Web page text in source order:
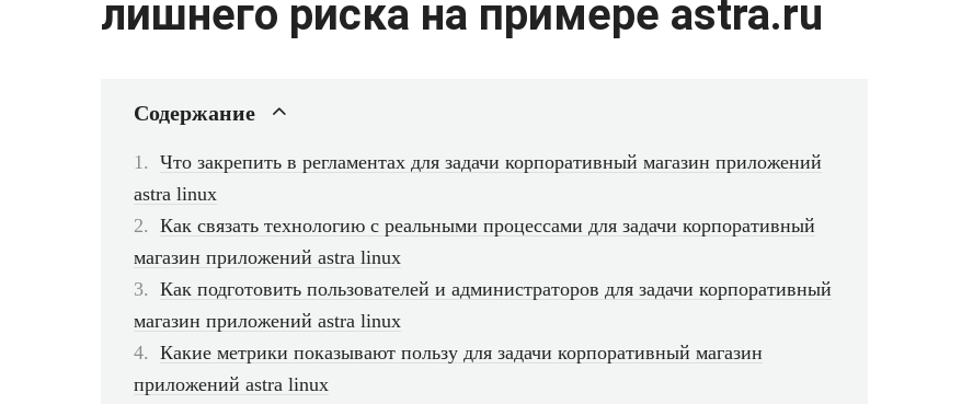
лишнего риска на примере astra.ru
Содержание
Что закрепить в регламентах для задачи корпоративный магазин приложений
astra linux
Как связать технологию с реальными процессами для задачи корпоративный
магазин приложений astra linux
Как подготовить пользователей и администраторов для задачи корпоративный
магазин приложений astra linux
Какие метрики показывают пользу для задачи корпоративный магазин
приложений astra linux